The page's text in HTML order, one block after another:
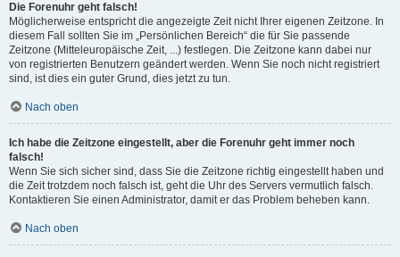
Die Forenuhr geht falsch!
Möglicherweise entspricht die angezeigte Zeit nicht Ihrer eigenen Zeitzone. In
diesem Fall sollten Sie im „Persönlichen Bereich“ die für Sie passende
Zeitzone (Mitteleuropäische Zeit, ...) festlegen. Die Zeitzone kann dabei nur
von registrierten Benutzern geändert werden. Wenn Sie noch nicht registriert
sind, ist dies ein guter Grund, dies jetzt zu tun.
Nach oben
Ich habe die Zeitzone eingestellt, aber die Forenuhr geht immer noch
falsch!
Wenn Sie sich sicher sind, dass Sie die Zeitzone richtig eingestellt haben und
die Zeit trotzdem noch falsch ist, geht die Uhr des Servers vermutlich falsch.
Kontaktieren Sie einen Administrator, damit er das Problem beheben kann.
Nach oben